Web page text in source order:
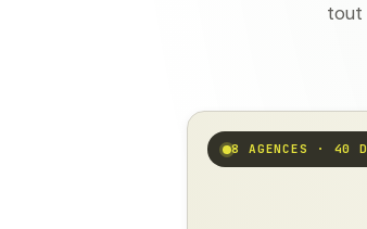
tout
8 AGENCES · 40